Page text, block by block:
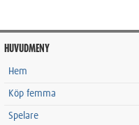
HUVUDMENY
Hem
Köp femma
Spelare